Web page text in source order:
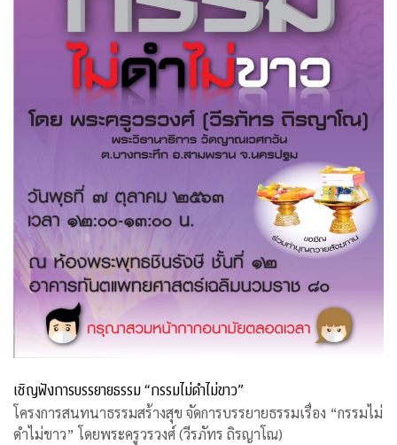
เชิญฟังการบรรยายธรรม “กรรมไม่ดำไม่ขาว”
โครงการสนทนาธรรมสร้างสุข จัดการบรรยายธรรมเรื่อง “กรรมไม่
ดำไม่ขาว” โดยพระครูวรวงศ์ (วีรภัทร ถิรญาโณ)